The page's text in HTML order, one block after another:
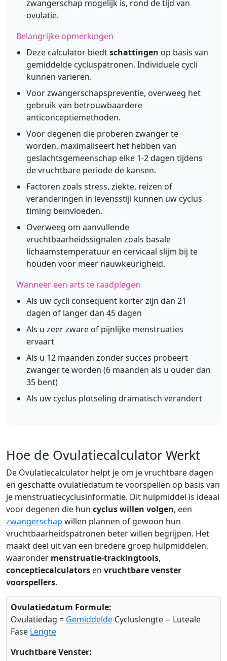
zwangerschap mogelijk is, rond de tijd van
ovulatie.
Belangrijke opmerkingen
Deze calculator biedtschattingen op basis van
gemiddelde cycluspatronen. Individuele cycli
kunnen variëren.
Voor zwangerschapspreventie, overweeg het
gebruik van betrouwbaardere
anticonceptiemethoden.
Voor degenen die proberen zwanger te
worden, maximaliseert het hebben van
geslachtsgemeenschap elke 1-2 dagen tijdens
de vruchtbare periode de kansen.
Factoren zoals stress, ziekte, reizen of
veranderingen in levensstijl kunnen uw cyclus
timing beïnvloeden.
Overweeg om aanvullende
vruchtbaarheidssignalen zoals basale
lichaamstemperatuur en cervicaal slijm bij te
houden voor meer nauwkeurigheid.
Wanneer een arts te raadplegen
Als uw cycli consequent korter zijn dan 21
dagen of langer dan 45 dagen
Als u zeer zware of pijnlijke menstruaties
ervaart
Als u 12 maanden zonder succes probeert
zwanger te worden (6 maanden als u ouder dan
35 bent)
Als uw cyclus plotseling dramatisch verandert
Hoe de Ovulatiecalculator Werkt
De Ovulatiecalculator helpt je om je vruchtbare dagen
en geschatte ovulatiedatum te voorspellen op basis van
je menstruatiecyclusinformatie. Dit hulpmiddel is ideaal
voor degenen die hun cyclus willen volgen, een
zwangerschap willen plannen of gewoon hun
vruchtbaarheidspatronen beter willen begrijpen. Het
maakt deel uit van een bredere groep hulpmiddelen,
waaronder menstruatie-trackingtools,
conceptiecalculators en vruchtbare venster
voorspellers.
Ovulatiedatum Formule:
Ovulatiedag = Gemiddelde Cycluslengte − Luteale
Fase Lengte
Vruchtbare Venster: